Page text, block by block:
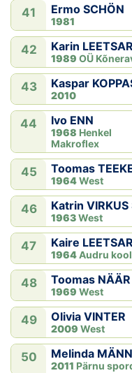
41 Ermo SCHÖN
1981
42 Karin LEETSAR
1989 OÜ
43 Kaspar
2010
44 Ivo ENN
1968 Henkel
Makroflex
45 Toomas
1964West
46 Katrin VIRKUS
1963West
47 Kaire LEETSAR
1964Audru kool
48 Toomas NÄÄR
1969 West
49 Olivia VINTER
2009 West
50 Melinda
2011 Pärnu